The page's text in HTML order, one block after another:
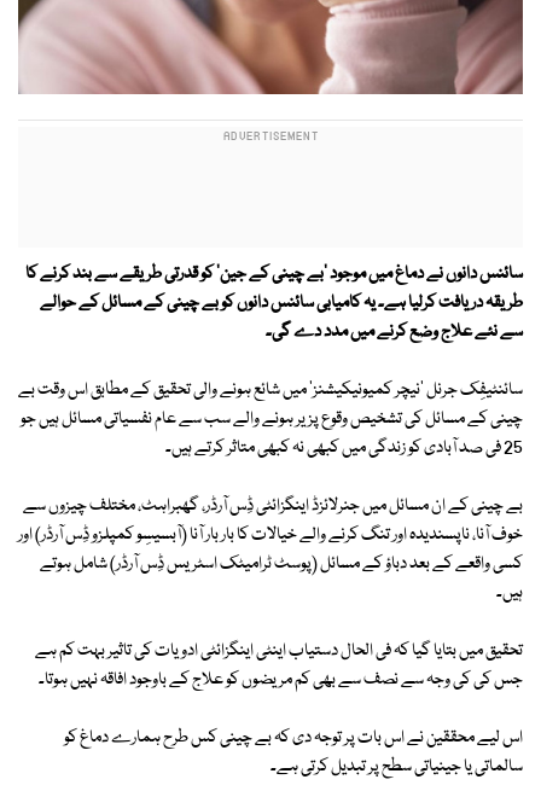
سائنس دانوں نے دماغ میں موجود 'بے چینی کے جین' کو قدرتی طریقے سے بند کرنے کا
طریقہ دریافت کرلیا ہے۔ یہ کامیابی سائنس دانوں کو بے چینی کے مسائل کے حوالے
سے نئے علاج وضع کرنے میں مدد دے گی۔
سائنٹیفِک جرنل 'نیچر کمیونیکیشنز' میں شائع ہونے والی تحقیق کے مطابق اس وقت بے
چینی کے مسائل کی تشخیص وقوع پزیر ہونے والے سب سے عام نفسیاتی مسائل ہیں جو
25 فی صد آبادی کو زندگی میں کبھی نہ کبھی متاثر کرتے ہیں۔
بے چینی کے ان مسائل میں جنرلائزڈ اینگزائٹی ڈِس آرڈر، گھبراہٹ، مختلف چیزوں سے
خوف آنا، ناپسندیدہ اور تنگ کرنے والے خیالات کا بار بار آنا (آبسیسِو کمپلزو ڈِس آرڈر) اور
کسی واقعے کے بعد دباؤ کے مسائل (پوسٹ ٹرامیٹک اسٹریس ڈِس آرڈر) شامل ہوتے
ہیں۔
تحقیق میں بتایا گیا کہ فی الحال دستیاب اینٹی اینگزائٹی ادویات کی تاثیر بہت کم ہے
جس کی کی وجہ سے نصف سے بھی کم مریضوں کو علاج کے باوجود افاقہ نہیں ہوتا۔
اس لیے محققین نے اس بات پر توجہ دی کہ بے چینی کس طرح ہمارے دماغ کو
سالماتی یا جینیاتی سطح پر تبدیل کرتی ہے۔